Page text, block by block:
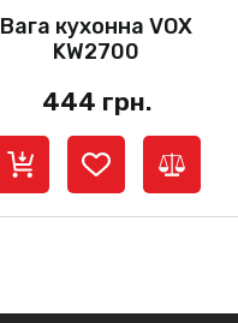
Вага кухонна VOX
KW2700
444 грн.